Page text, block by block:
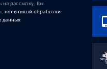
на рассылку, Вы
с политикой обработки
данных